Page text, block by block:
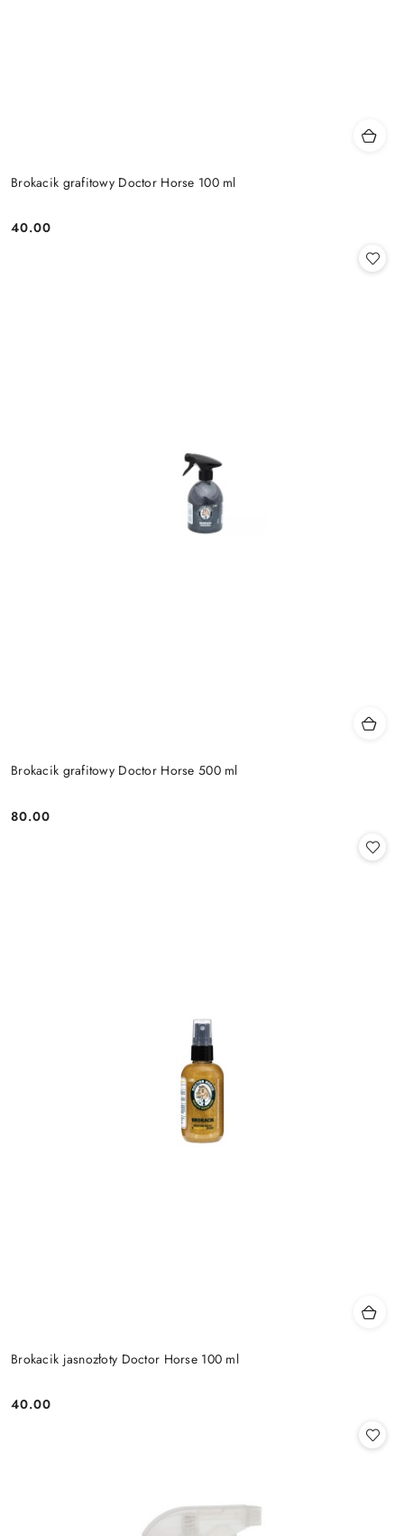
Brokacik grafitowy Doctor Horse 100 ml
Cena:
40.00
Brokacik grafitowy Doctor Horse 500 ml
Cena:
80.00
Brokacik jasnozłoty Doctor Horse 100 ml
Cena:
40.00